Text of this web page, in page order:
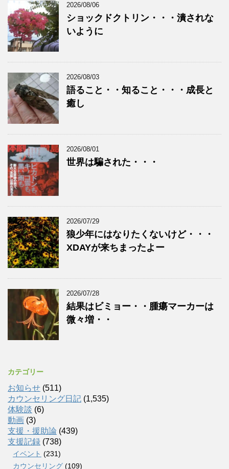
2026/08/06
ショックドクトリン・・・潰されな
いように
2026/08/03
語ること・・知ること・・・成長と
癒し
2026/08/01
世界は騙された・・・
2026/07/29
狼少年にはなりたくないけど・・・
XDAYが来ちまったよー
2026/07/28
結果はビミョー・・腫瘍マーカーは
微々増・・
カテゴリー
お知らせ (511)
カウンセリング日記 (1,535)
体験談 (6)
動画 (3)
支援・援助論 (439)
支援記録 (738)
イベント (231)
カウンセリング (109)